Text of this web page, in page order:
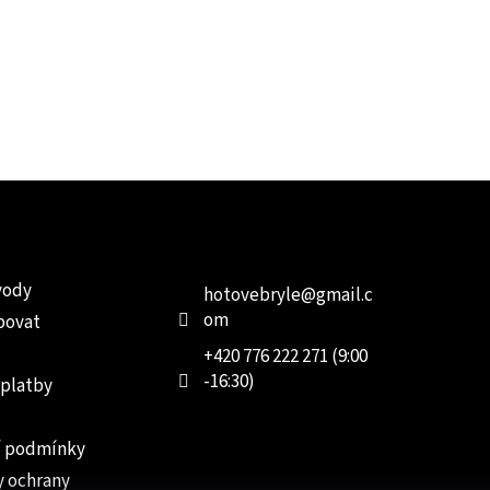
podmínky
ochrany
hotovebryle@gmail.c
om
+420 776 222 271 (9:00
-16:30)